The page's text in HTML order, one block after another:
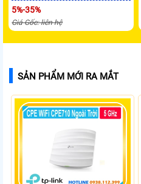
5%-35%
Giá Gốc: liên hệ
SẢN PHẨM MỚI RA MẮT